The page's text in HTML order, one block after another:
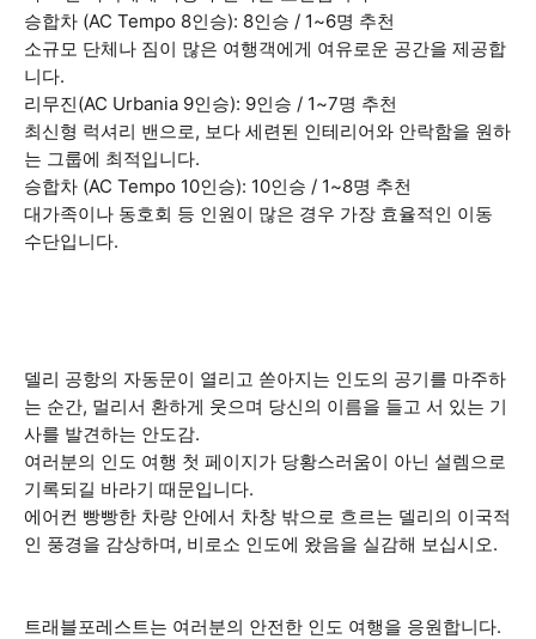
승합차 (AC Tempo 8인승): 8인승 / 1~6명 추천
소규모 단체나 짐이 많은 여행객에게 여유로운 공간을 제공합
니다.
리무진(AC Urbania 9인승): 9인승 / 1~7명 추천
최신형 럭셔리 밴으로, 보다 세련된 인테리어와 안락함을 원하
는 그룹에 최적입니다.
승합차 (AC Tempo 10인승): 10인승 / 1~8명 추천
대가족이나 동호회 등 인원이 많은 경우 가장 효율적인 이동
수단입니다.
델리 공항의 자동문이 열리고 쏟아지는 인도의 공기를 마주하
는 순간, 멀리서 환하게 웃으며 당신의 이름을 들고 서 있는 기
사를 발견하는 안도감.
여러분의 인도 여행 첫 페이지가 당황스러움이 아닌 설렘으로
기록되길 바라기 때문입니다.
에어컨 빵빵한 차량 안에서 차창 밖으로 흐르는 델리의 이국적
인 풍경을 감상하며, 비로소 인도에 왔음을 실감해 보십시오.
트래블포레스트는 여러분의 안전한 인도 여행을 응원합니다.